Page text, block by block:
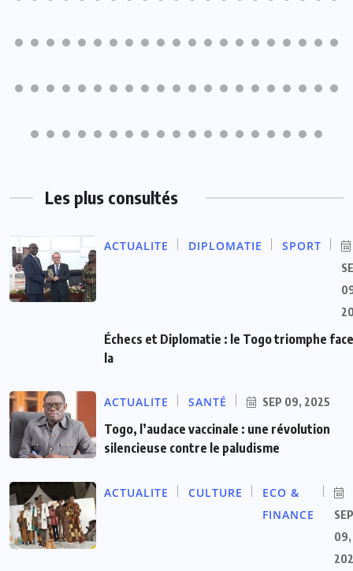
Les plus consultés
ACTUALITE DIPLOMATIE SPORT
Échecs et Diplomatie : le Togo triomphe
la
ACTUALITE SANTÉ SEP 09, 2025
Togo, l’audace vaccinale : une révolution
silencieuse contre le paludisme
ACTUALITE CULTURE
ECO &
FINANCE
SEP
09,